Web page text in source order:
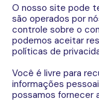
O nosso site pode
são operados por
controle sobre o
podemos aceitar
políticas de
Você é livre para
informações
possamos fornecer